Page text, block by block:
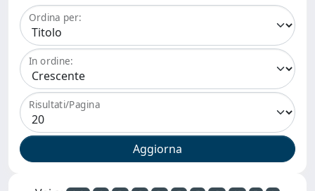
Ordina per:
In ordine:
Risultati/Pagina